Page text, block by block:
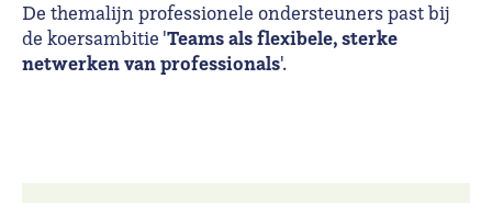
De themalijn professionele ondersteuners past bij
de koersambitie 'Teams als flexibele, sterke
netwerken van professionals'.